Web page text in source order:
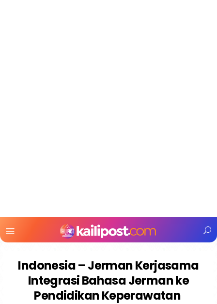
Mobile
Indonesia – Jerman Kerjasama
Integrasi Bahasa Jerman ke
Pendidikan Keperawatan